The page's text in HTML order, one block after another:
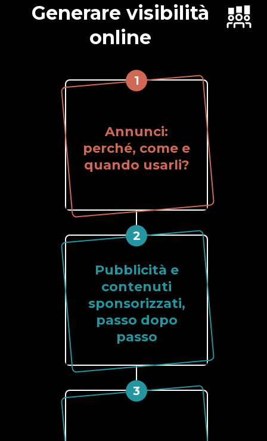
Generare visibilità
online
1
Annunci:
perché, come e
quando usarli?
2
Pubblicità e
contenuti
sponsorizzati,
passo dopo
passo
3